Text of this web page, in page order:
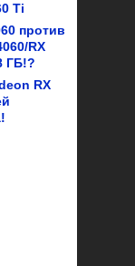
Ti
против
RX
ГБ!?
RX